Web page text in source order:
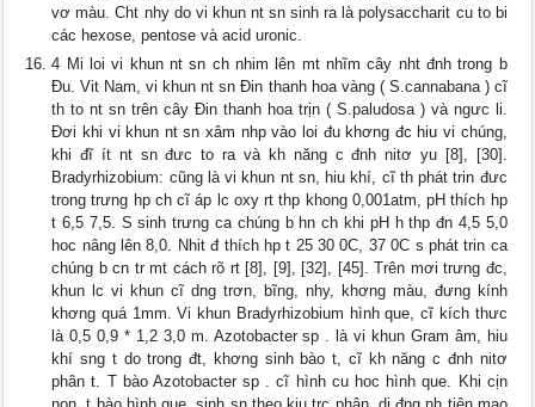
vơ màu. Cht nhy do vi khun nt sn sinh ra là polysaccharit cu to bi
các hexose, pentose và acid uronic.
4 Mi loi vi khun nt sn ch nhim lên mt nhĩm cây nht đnh trong b
Đu. Vit Nam, vi khun nt sn Đin thanh hoa vàng ( S.cannabana ) cĩ
th to nt sn trên cây Đin thanh hoa trịn ( S.paludosa ) và ngưc li.
Đơi khi vi khun nt sn xâm nhp vào loi đu khơng đc hiu vi chúng,
khi đĩ ít nt sn đưc to ra và kh năng c đnh nitơ yu [8], [30].
Bradyrhizobium: cũng là vi khun nt sn, hiu khí, cĩ th phát trin đưc
trong trưng hp ch cĩ áp lc oxy rt thp khong 0,001atm, pH thích hp
t 6,5 7,5. S sinh trưng ca chúng b hn ch khi pH h thp đn 4,5 5,0
hoc nâng lên 8,0. Nhit đ thích hp t 25 30 0C, 37 0C s phát trin ca
chúng b cn tr mt cách rõ rt [8], [9], [32], [45]. Trên mơi trưng đc,
khun lc vi khun cĩ dng trơn, bĩng, nhy, khơng màu, đưng kính
khơng quá 1mm. Vi khun Bradyrhizobium hình que, cĩ kích thưc
là 0,5 0,9 * 1,2 3,0 m. Azotobacter sp . là vi khun Gram âm, hiu
khí sng t do trong đt, khơng sinh bào t, cĩ kh năng c đnh nitơ
phân t. T bào Azotobacter sp . cĩ hình cu hoc hình que. Khi cịn